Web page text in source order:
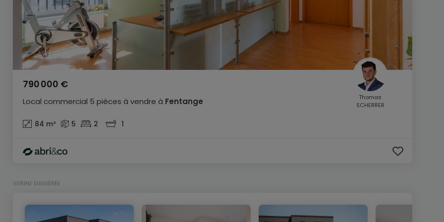
Local commercial 5 pièces à vendre à Fentange
790 000 €
84 m² 5 2 1
Thomas
SCHERRER
VITRINE SUGGÉRÉE